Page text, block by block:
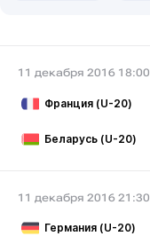
11 декабря 2016 18:00
Франция (U-20)
Беларусь (U-20)
11 декабря 2016 21:30
Германия (U-20)